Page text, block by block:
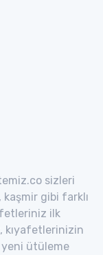
sizleri
gibi farklı
ilk
kıyafetlerinizin
ütüleme